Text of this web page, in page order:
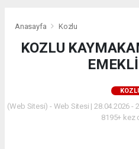
Anasayfa Kozlu
KOZLU
(Web Sitesi) - Web Sitesi | 28.04.2026 -
8195+ kez